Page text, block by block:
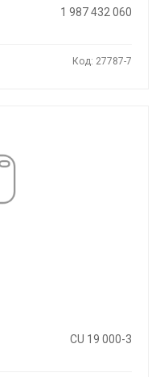
1 987 432 060
Код: 27787-7
CU 19 000-3